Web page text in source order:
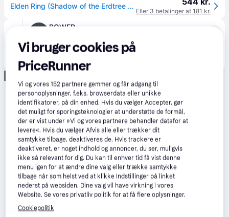
Elden Ring (Shadow of the Erdtree Edition) - Sony PlayStation 5 - RPG
Eller 3 betalinger af 181 kr.
POWER
Elden Ring: Shadow Of The Erdtree Edition (PS5).
Vi bruger cookies på
PriceRunner
Vi og vores152 partnere gemmer og får adgang til
personoplysninger, f.eks. browserdata eller unikke
identifikatorer, på din enhed. Hvis du vælger Accepter, gør
det muligt for sporingsteknologier at understøtte de formål,
der er vist under »Vi og vores partnere behandler datafor at
levere«. Hvis du vælger Afvis alle eller trækker dit
samtykke tilbage, deaktiveres de. Hvis trackere er
deaktiveret, er noget indhold og annoncer, du ser, muligvis
ikke så relevant for dig. Du kan til enhver tid få vist denne
menu igen for at ændre dine valg eller trække samtykke
tilbage når som helst ved at klikke Indstillinger på linket
nederst på websiden. Dine valg vil have virkning i vores
Website. Se vores privatliv politik for at få flere oplysninger.
Cookiepolitik